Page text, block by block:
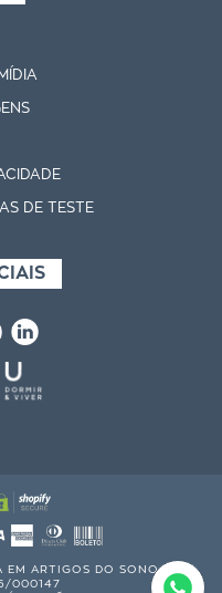
DE TESTE
EM ARTIGOS DO SONO S.A. |
000147